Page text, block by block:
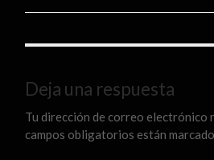
Deja una respuesta
Tu dirección de correo electrónico
campos obligatorios están